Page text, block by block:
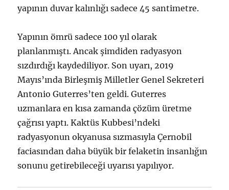
yapının duvar kalınlığı sadece 45 santimetre.
Yapının ömrü sadece 100 yıl olarak
planlanmıştı. Ancak şimdiden radyasyon
sızdırdığı kaydediliyor. Son uyarı, 2019
Mayıs’ında Birleşmiş Milletler Genel Sekreteri
Antonio Guterres’ten geldi. Guterres
uzmanlara en kısa zamanda çözüm üretme
çağrısı yaptı. Kaktüs Kubbesi’ndeki
radyasyonun okyanusa sızmasıyla Çernobil
faciasından daha büyük bir felaketin insanlığın
sonunu getirebileceği uyarısı yapılıyor.